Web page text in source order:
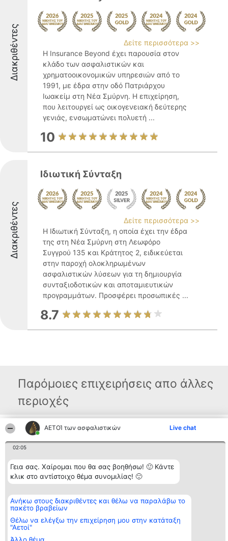
ΑΕΤΟΊ των ασφαλιστικών Live chat
02:05
Γεια σας. Χαίρομαι που θα σας βοηθήσω! 🙂 Κάντε
κλικ στο αντίστοιχο θέμα συνομιλίας! 🙂
Ανήκω στους διακριθέντες και θέλω να παραλάβω το
πακέτο βραβείων
Θέλω να ελέγξω την επιχείρηση μου στην κατάταξη
"Αετοί"
Διακριθέντες
Δείτε περισσότερα >>
Η Insurance Beyond έχει παρουσία στον
κλάδο των ασφαλιστικών και
χρηματοοικονομικών υπηρεσιών από το
1991, με έδρα στην οδό Πατριάρχου
Ιωακείμ στη Νέα Σμύρνη. Η επιχείρηση,
που λειτουργεί ως οικογενειακή δεύτερης
γενιάς, ενσωματώνει πολυετή ...
10
Διακριθέντες
Ιδιωτική Σύνταξη
Δείτε περισσότερα >>
Η Ιδιωτική Σύνταξη, η οποία έχει την έδρα
της στη Νέα Σμύρνη στη Λεωφόρο
Συγγρού 135 και Κράτητος 2, ειδικεύεται
στην παροχή ολοκληρωμένων
ασφαλιστικών λύσεων για τη δημιουργία
συνταξιοδοτικών και αποταμιευτικών
προγραμμάτων. Προσφέρει προσωπικές ...
8.7
Παρόμοιες επιχειρήσεις απο άλλες
περιοχές
Διοργανωτής της
κατάταξης
BEAUTIFUL COMPANY
ΤΗΛ. ΕΠΙΚΟΙΝΩΝΙΑΣ:
2104128019
email:
Διακριθέντες
διακριθέντων
Μεθοδολογία
Όροι &
ΠΟΛΙΤΙΚΗ
ΑΠΟΡΡΗΤΟΥ
Επικοινωνία